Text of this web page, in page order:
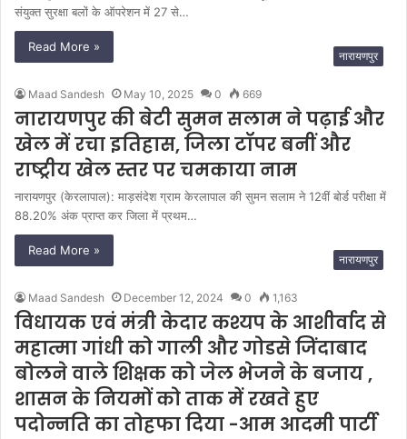
संयुक्त सुरक्षा बलों के ऑपरेशन में 27 से…
Read More »
नारायणपुर
Maad Sandesh May 10, 2025 0 669
नारायणपुर की बेटी सुमन सलाम ने पढ़ाई और
खेल में रचा इतिहास, जिला टॉपर बनीं और
राष्ट्रीय खेल स्तर पर चमकाया नाम
नारायणपुर (केरलापाल): माड़संदेश ग्राम केरलापाल की सुमन सलाम ने 12वीं बोर्ड परीक्षा में
88.20% अंक प्राप्त कर जिला में प्रथम…
Read More »
नारायणपुर
Maad Sandesh December 12, 2024 0 1,163
विधायक एवं मंत्री केदार कश्यप के आशीर्वाद से
महात्मा गांधी को गाली और गोडसे जिंदाबाद
बोलने वाले शिक्षक को जेल भेजने के बजाय ,
शासन के नियमों को ताक में रखते हुए
पदोन्नति का तोहफा दिया -आम आदमी पार्टी